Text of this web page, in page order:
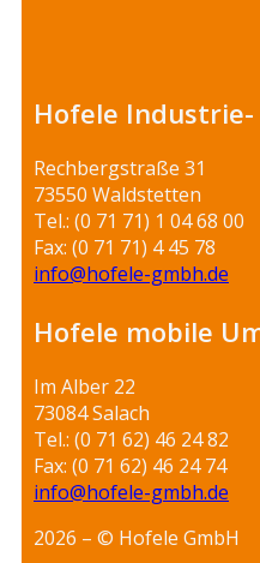
Hofele
Rechbergstraße 31
73550 Waldstetten
Tel.: (0 71 71) 1 04 68 00
Fax: (0 71 71) 4 45 78
info@hofele-gmbh.de
Hofele mobile
Im Alber 22
73084 Salach
Tel.: (0 71 62) 46 24 82
Fax: (0 71 62) 46 24 74
info@hofele-gmbh.de
2026 – © Hofele GmbH